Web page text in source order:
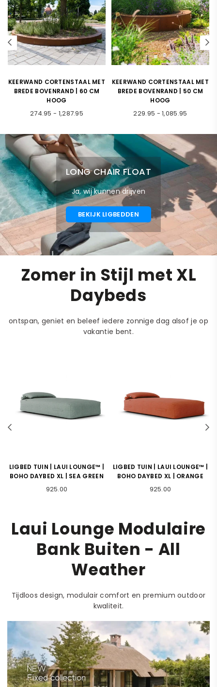
KEERWAND CORTENSTAAL MET
BREDE BOVENRAND | 50 CM
HOOG
229.95 - 1,085.95
KEERWAND CORTENSTAAL | 50
CM HOOG
139.95-707.95
LONG CHAIR FLOAT
Ja, wij kunnen drijven
BEKIJK LIGBEDDEN
Zomer in Stijl met XL
Daybeds
ontspan, geniet en beleef iedere zonnige dag alsof je op
vakantie bent.
LIGBED TUIN | LAUI LOUNGE™ |
BOHO DAYBED XL | ORANGE
Normale
925.00
LIGBED TUIN | LAUI LOUNGE™ |
BOHO DAYBED XL | MARINE
Normale
925.00
Laui Lounge Modulaire
Bank Buiten - All
Weather
Tijdloos design, modulair comfort en premium outdoor
kwaliteit.